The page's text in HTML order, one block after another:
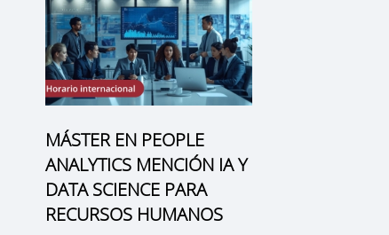
MÁSTER EN PEOPLE
ANALYTICS MENCIÓN IA Y
DATA SCIENCE PARA
RECURSOS HUMANOS